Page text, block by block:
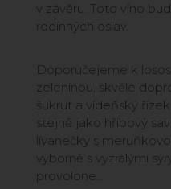
v závěru. Toto víno
rodinných oslav.
Doporučejeme k
zeleninou, skvěle
šukrut a vídeňský
stejně jako hřibový
lívanečky s
výborně s vyzrálými
provolone...